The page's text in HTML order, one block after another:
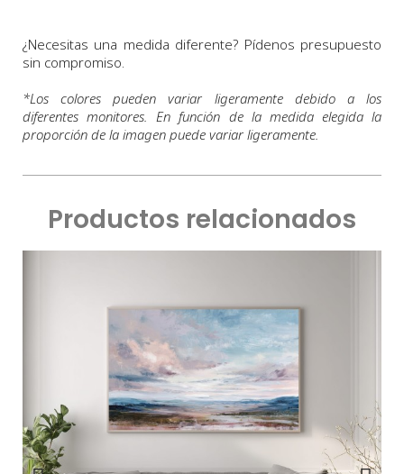
¿Necesitas una medida diferente? Pídenos presupuesto
sin compromiso.
*Los colores pueden variar ligeramente debido a los
diferentes monitores. En función de la medida elegida la
proporción de la imagen puede variar ligeramente.
Productos relacionados